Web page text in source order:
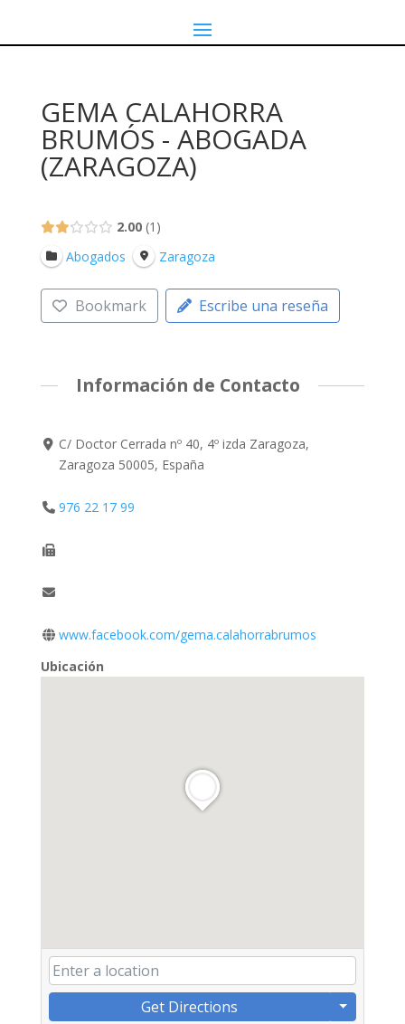
GEMA CALAHORRA
BRUMÓS - ABOGADA
(ZARAGOZA)
2.00 1
Abogados
Zaragoza
Bookmark Escribe una reseña
Información de Contacto
C/ Doctor Cerrada nº 40, 4º izda Zaragoza,
Zaragoza 50005, España
976 22 17 99
www.facebook.com/gema.calahorrabrumos
Ubicación
Get Directions